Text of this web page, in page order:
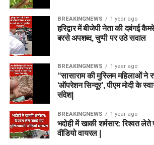
BREAKINGNEWS 1 year ago
हरिद्वार में बीजेपी नेता की दबंगई
बरसे अपशब्द, चुप्पी पर उठे सवाल
BREAKINGNEWS 1 year ago
“सासाराम की मुस्लिम महिलाओं ने
‘ऑपरेशन सिन्दूर’, पीएम मोदी के
संदेश|
BREAKINGNEWS 1 year ago
भदोही में खाकी शर्मसार: रिश्वत
वीडियो वायरल |